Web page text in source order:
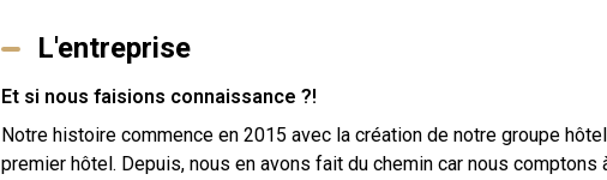
L'entreprise
Et si nous faisions connaissance ?!
Notre histoire commence en 2015 avec la création de notre groupe
premier hôtel. Depuis, nous en avons fait du chemin car nous